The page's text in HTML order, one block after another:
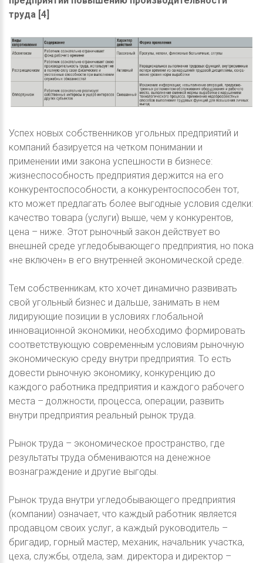
труда [4]
Успех новых собственников угольных предприятий и
компаний базируется на четком понимании и
применении ими закона успешности в бизнесе:
жизнеспособность предприятия держится на его
конкурентоспособности, а конкурентоспособен тот,
кто может предлагать более выгодные условия сделки:
качество товара (услуги) выше, чем у конкурентов,
цена – ниже. Этот рыночный закон действует во
внешней среде угледобывающего предприятия, но пока
«не включен» в его внутренней экономической среде.
Тем собственникам, кто хочет динамично развивать
свой угольный бизнес и дальше, занимать в нем
лидирующие позиции в условиях глобальной
инновационной экономики, необходимо формировать
соответствующую современным условиям рыночную
экономическую среду внутри предприятия. То есть
довести рыночную экономику, конкуренцию до
каждого работника предприятия и каждого рабочего
места – должности, процесса, операции, развить
внутри предприятия реальный рынок труда.
Рынок труда – экономическое пространство, где
результаты труда обмениваются на денежное
вознаграждение и другие выгоды.
Рынок труда внутри угледобывающего предприятия
(компании) означает, что каждый работник является
продавцом своих услуг, а каждый руководитель –
бригадир, горный мастер, механик, начальник участка,
цеха, службы, отдела, зам. директора и директор –